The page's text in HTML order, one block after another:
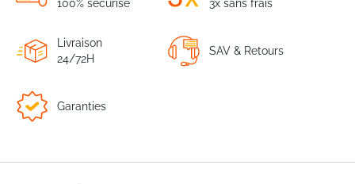
100% sécurisé
3x sans frais
Livraison
24/72H
SAV & Retours
Garanties